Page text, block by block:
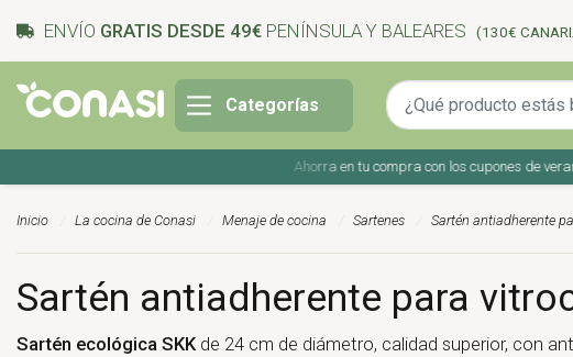
ENVÍO GRATIS DESDE 49€ PENÍNSULA Y BALEARES (130€
Categorías
Ahorra en tu compra con los cupones de
Inicio La cocina de Conasi Menaje de cocina Sartenes Sartén antiadherente
Sartén antiadherente para
Sartén ecológica SKK de 24 cm de diámetro, calidad superior, con